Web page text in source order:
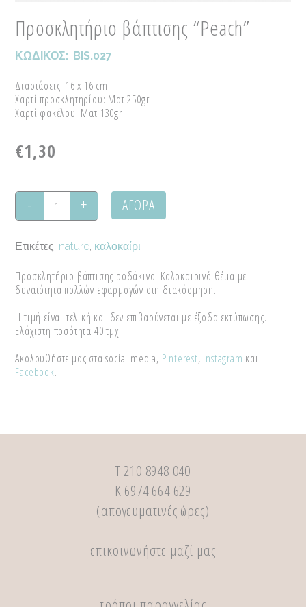
Προσκλητήριο βάπτισης “Peach”
ΚΩΔΙΚΟΣ: BIS.027
Διαστάσεις: 16 x 16 cm
Χαρτί προσκλητηρίου: Ματ 250gr
Χαρτί φακέλου: Ματ 130gr
€1,30
Προσκλητήριο
"Peach"
quantity
ΑΓΟΡΑ
Ετικέτες: nature καλοκαίρι
Προσκλητήριο βάπτισης ροδάκινο. Καλοκαιρινό θέμα με
δυνατότητα πολλών εφαρμογών στη διακόσμηση.
Η τιμή είναι τελική και δεν επιβαρύνεται με έξοδα εκτύπωσης.
Ελάχιστη ποσότητα 40 τμχ.
Ακολουθήστε μας στα social media, Pinterest, Instagram και
Facebook.
Τ 210 8948 040
Κ 6974 664 629
(απογευματινές ώρες)
επικοινωνήστε μαζί μας